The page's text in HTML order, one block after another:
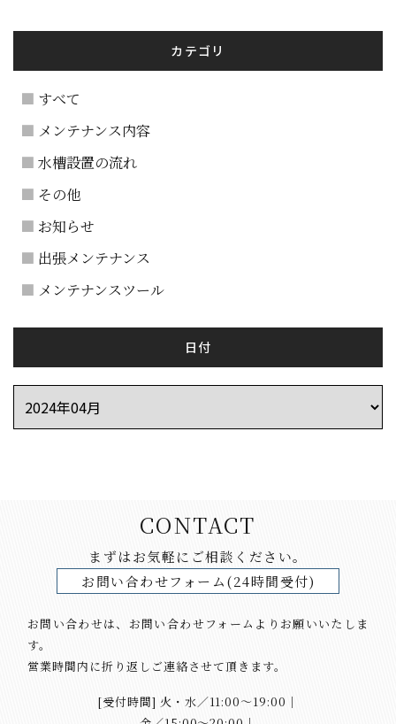
カテゴリ
すべて
メンテナンス内容
水槽設置の流れ
その他
お知らせ
出張メンテナンス
メンテナンスツール
日付
CONTACT
まずはお気軽にご相談ください。
お問い合わせフォーム(24時間受付)
お問い合わせは、お問い合わせフォームよりお願いいたしま
す。
営業時間内に折り返しご連絡させて頂きます。
[受付時間] 火・水／11:00～19:00｜